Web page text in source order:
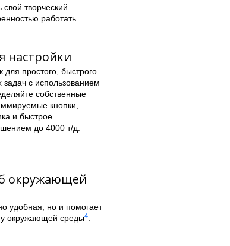
творческий
работать
настройки
для простого, быстрого
с использованием
собственные
кнопки,
и быстрое
до 4000 т/д.
окружающей
удобная, но и помогает
окружающей среды4.